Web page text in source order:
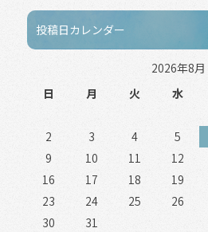
投稿日カレンダー
2026年8月
日
月 火 水
2
3 4 5
9
10 11 12
16
17 18 19
23
24 25 26
30
31